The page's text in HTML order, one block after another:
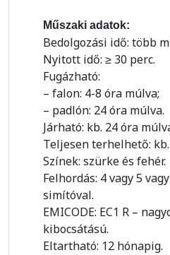
Műszaki adatok:
Bedolgozási idő: több
Nyitott idő: ≥ 30 perc.
Fugázható:
– falon: 4-8 óra múlva;
– padlón: 24 óra múlva.
Járható: kb. 24 óra
Teljesen terhelhető:
Színek: szürke és fehér.
Felhordás: 4 vagy 5
simítóval.
EMICODE: EC1 R –
kibocsátású.
Eltartható: 12 hónapig.